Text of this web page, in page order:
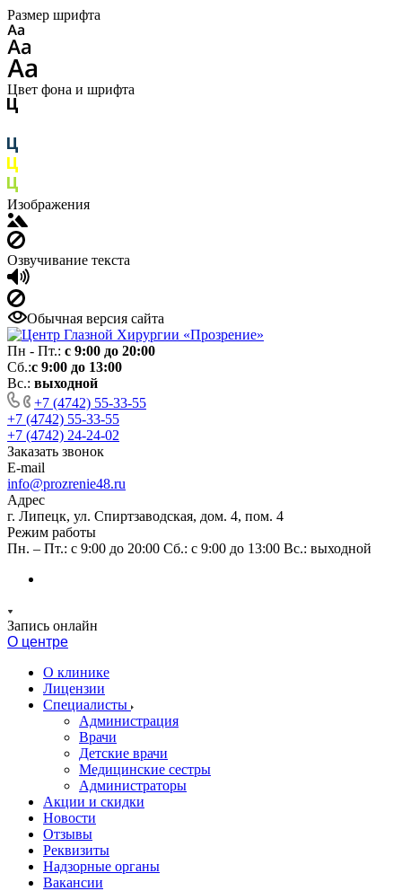
Размер шрифта
Цвет фона и шрифта
Изображения
Озвучивание текста
Обычная версия сайта
Пн - Пт.: с 9:00 до 20:00
Сб.:с 9:00 до 13:00
Вс.: выходной
+7 (4742) 55-33-55
+7 (4742) 55-33-55
+7 (4742) 24-24-02
Заказать звонок
E-mail
info@prozrenie48.ru
Адрес
г. Липецк, ул. Спиртзаводская, дом. 4, пом. 4
Режим работы
Пн. – Пт.: с 9:00 до 20:00 Сб.: с 9:00 до 13:00 Вс.: выходной
Запись онлайн
О центре
О клинике
Лицензии
Специалисты
Администрация
Врачи
Детские врачи
Медицинские сестры
Администраторы
Акции и скидки
Новости
Отзывы
Реквизиты
Надзорные органы
Вакансии